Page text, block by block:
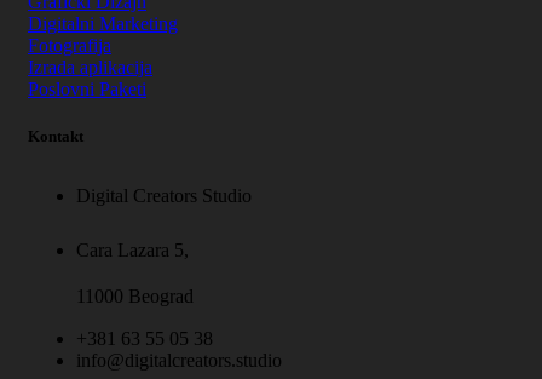
Digitalni Marketing
Fotografija
Izrada aplikacija
Poslovni Paketi
Kontakt
Digital Creators Studio
Cara Lazara 5,
11000 Beograd
+381 63 55 05 38
info@digitalcreators.studio